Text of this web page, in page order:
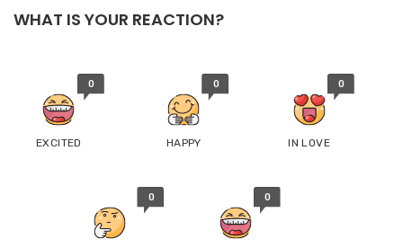
WHAT IS YOUR REACTION?
0
EXCITED
0
HAPPY
0
IN LOVE
0 0